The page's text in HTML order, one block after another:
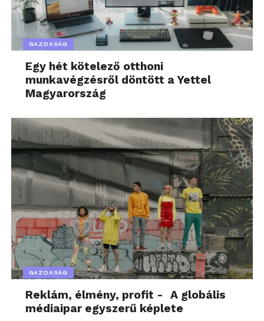
GAZDASÁG
Egy hét kötelező otthoni
munkavégzésről döntött a Yettel
Magyarország
GAZDASÁG
Reklám, élmény, profit - A globális
médiaipar egyszerű képlete